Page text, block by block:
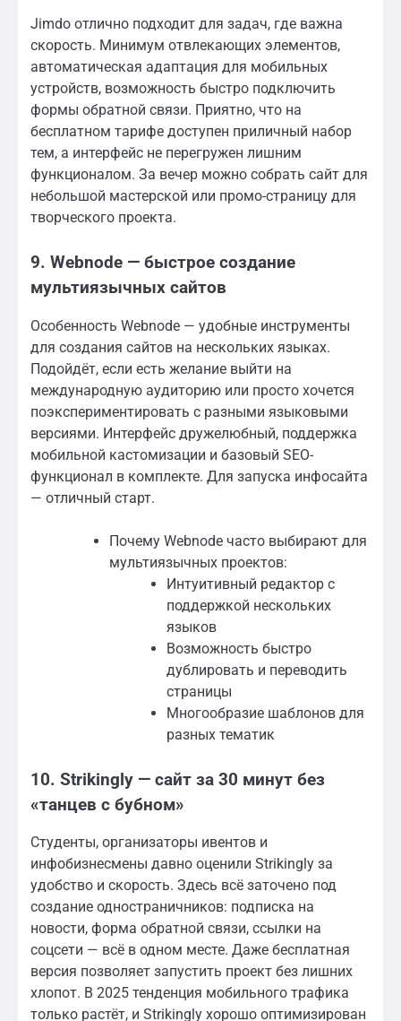
Jimdo отлично подходит для задач, где важна
скорость. Минимум отвлекающих элементов,
автоматическая адаптация для мобильных
устройств, возможность быстро подключить
формы обратной связи. Приятно, что на
бесплатном тарифе доступен приличный набор
тем, а интерфейс не перегружен лишним
функционалом. За вечер можно собрать сайт для
небольшой мастерской или промо-страницу для
творческого проекта.
9. Webnode — быстрое создание
мультиязычных сайтов
Особенность Webnode — удобные инструменты
для создания сайтов на нескольких языках.
Подойдёт, если есть желание выйти на
международную аудиторию или просто хочется
поэкспериментировать с разными языковыми
версиями. Интерфейс дружелюбный, поддержка
мобильной кастомизации и базовый SEO-
функционал в комплекте. Для запуска инфосайта
— отличный старт.
Почему Webnode часто выбирают для
мультиязычных проектов:
Интуитивный редактор с
поддержкой нескольких
языков
Возможность быстро
дублировать и переводить
страницы
Многообразие шаблонов для
разных тематик
10. Strikingly — сайт за 30 минут без
«танцев с бубном»
Студенты, организаторы ивентов и
инфобизнесмены давно оценили Strikingly за
удобство и скорость. Здесь всё заточено под
создание одностраничников: подписка на
новости, форма обратной связи, ссылки на
соцсети — всё в одном месте. Даже бесплатная
версия позволяет запустить проект без лишних
хлопот. В 2025 тенденция мобильного трафика
только растёт, и Strikingly хорошо оптимизирован